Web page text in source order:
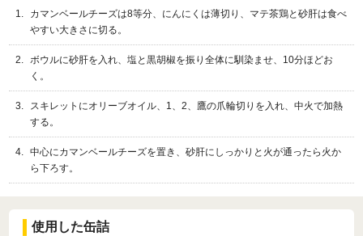
カマンベールチーズは8等分、にんにくは薄切り、マテ茶鶏と砂肝は食べ
やすい大きさに切る。
ボウルに砂肝を入れ、塩と黒胡椒を振り全体に馴染ませ、10分ほどお
く。
スキレットにオリーブオイル、1、2、鷹の爪輪切りを入れ、中火で加熱
する。
中心にカマンベールチーズを置き、砂肝にしっかりと火が通ったら火か
ら下ろす。
使用した缶詰